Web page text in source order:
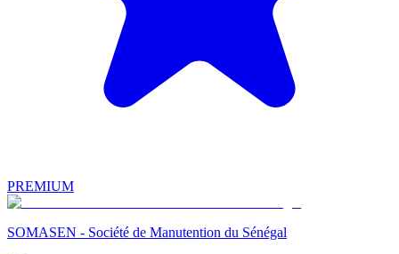
PREMIUM
SOMASEN - Société de Manutention du Sénégal